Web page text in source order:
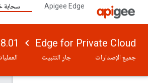
Apigee Edge سحابة
Edge for Private Cloud
جميع الإصدارات جارٍ التثبيت